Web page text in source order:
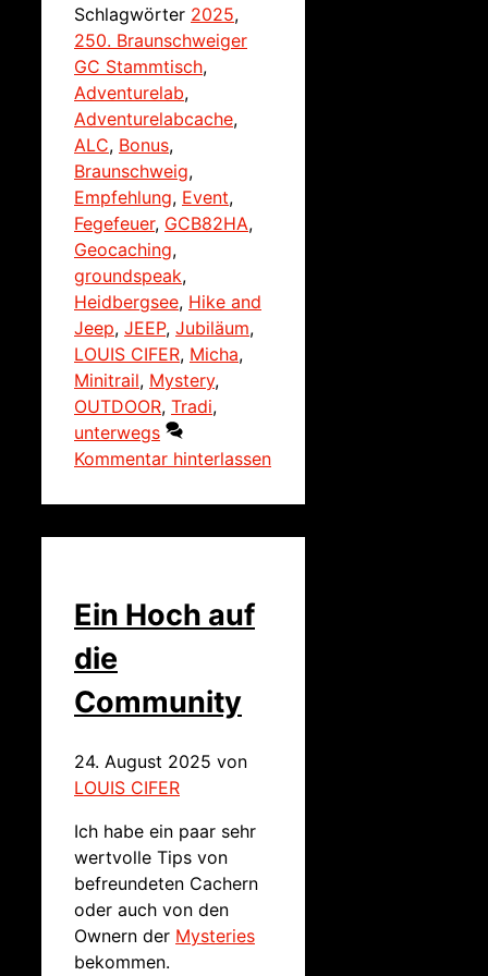
Schlagwörter 2025,
250. Braunschweiger
GC Stammtisch,
Adventurelab,
Adventurelabcache,
ALC, Bonus,
Braunschweig,
Empfehlung, Event,
Fegefeuer, GCB82HA,
Geocaching,
groundspeak,
Heidbergsee, Hike and
Jeep, JEEP, Jubiläum,
LOUIS CIFER, Micha,
Minitrail, Mystery,
OUTDOOR, Tradi,
unterwegs
Kommentar hinterlassen
Ein Hoch auf
die
Community
24. August 2025 von
LOUIS CIFER
Ich habe ein paar sehr
wertvolle Tips von
befreundeten Cachern
oder auch von den
Ownern der Mysteries
bekommen.